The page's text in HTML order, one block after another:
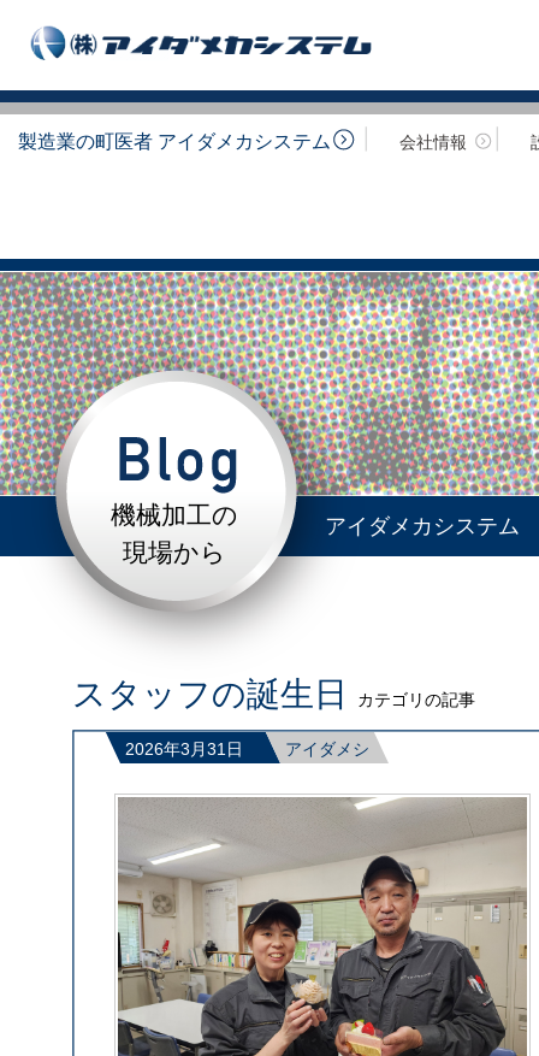
製造業の町医者 アイダメカシステム 会社情報
機械加工の
現場から
アイダメカシステム
スタッフの誕生日 カテゴリの記事
2026年3月31日 アイダメシ